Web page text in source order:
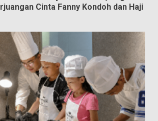
Cinta Fanny Kondoh dan Haji